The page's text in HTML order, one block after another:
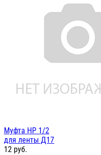
Муфта НР 1/2
для ленты Д17
12 руб.